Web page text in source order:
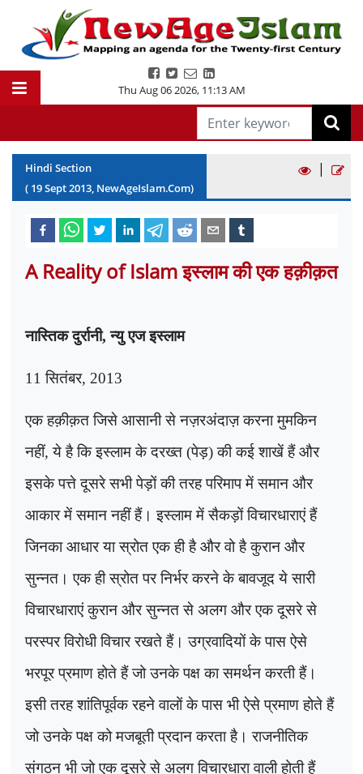
Thu Aug 06 2026, 11:13 AM
Hindi Section
( 19Sept2013, NewAgeIslam.Com)
|
A Reality of Islam इस्लाम की एक हक़ीक़त
नास्तिक दुर्रानी,न्यु एज इस्लाम
11 सितंबर, 2013
एक हक़ीक़त जिसे आसानी से नज़रअंदाज़ करना मुमकिन
नहीं, ये है कि इस्लाम के दरख्त (पेड़) की कई शाखें हैं और
इसके पत्ते दूसरे सभी पेड़ों की तरह परिमाप में समान और
आकार में समान नहीं हैं। इस्लाम में सैकड़ों विचारधाराएं हैं
जिनका आधार या स्रोत एक ही है और वो है कुरान और
सुन्नत। एक ही स्रोत पर निर्भर करने के बावजूद ये सारी
विचारधाराएं कुरान और सुन्नत से अलग और एक दूसरे से
परस्पर विरोधी विचार रखते हैं। उग्रवादियों के पास ऐसे
भरपूर प्रमाण होते हैं जो उनके पक्ष का समर्थन करती हैं।
इसी तरह शांतिपूर्वक रहने वालों के पास भी ऐसे प्रमाण होते हैं
जो उनके पक्ष को मजबूती प्रदान करता है। राजनीतिक
संगठन भी जो एक दूसरे से अलग विचारधारा वाली होती हैं